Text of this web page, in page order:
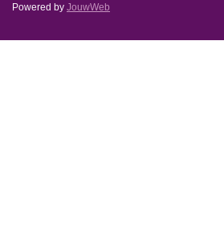
Powered by JouwWeb